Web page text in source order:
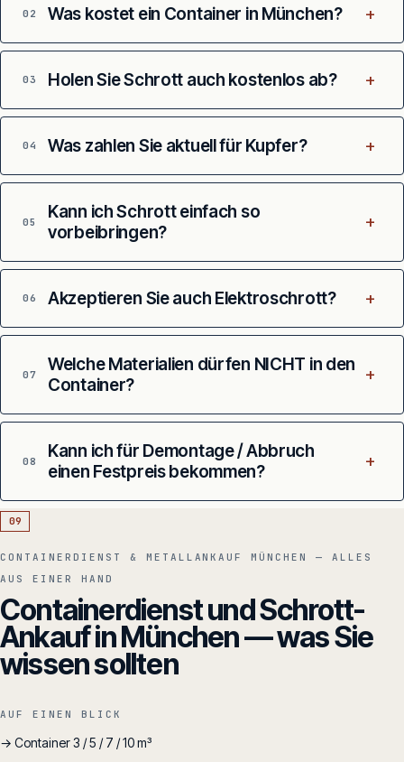
02 Was kostet ein Container in München? +
03 Holen Sie Schrott auch kostenlos ab? +
04 Was zahlen Sie aktuell für Kupfer? +
05
Kann ich Schrott einfach so
vorbeibringen?
+
06 Akzeptieren Sie auch Elektroschrott? +
07
Welche Materialien dürfen NICHT in den
Container?
+
08
Kann ich für Demontage / Abbruch
einen Festpreis bekommen?
+
09
CONTAINERDIENST & METALLANKAUF MÜNCHEN — ALLES
AUS EINER HAND
Containerdienst und Schrott-
Ankauf in München — was Sie
wissen sollten
AUF EINEN BLICK
→ Container 3 / 5 / 7 / 10 m³